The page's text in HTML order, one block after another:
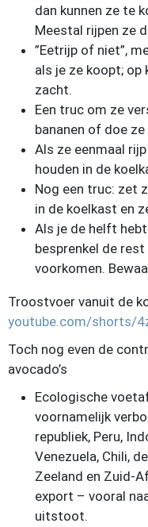
dan kunnen ze te
Meestal rijpen ze
”Eetrijp of niet”,
als je ze koopt;
zacht.
Een truc om ze
bananen of doe
Als ze eenmaal
houden in de
Nog een truc: zet
in de koelkast en
Als je de helft
besprenkel de
voorkomen.
Troostvoer vanuit de
youtube.com/shorts/
Toch nog even de
avocado’s
Ecologische
voornamelijk
republiek, Peru,
Venezuela, Chili,
Zeeland en Zuid-
export – vooral
uitstoot.